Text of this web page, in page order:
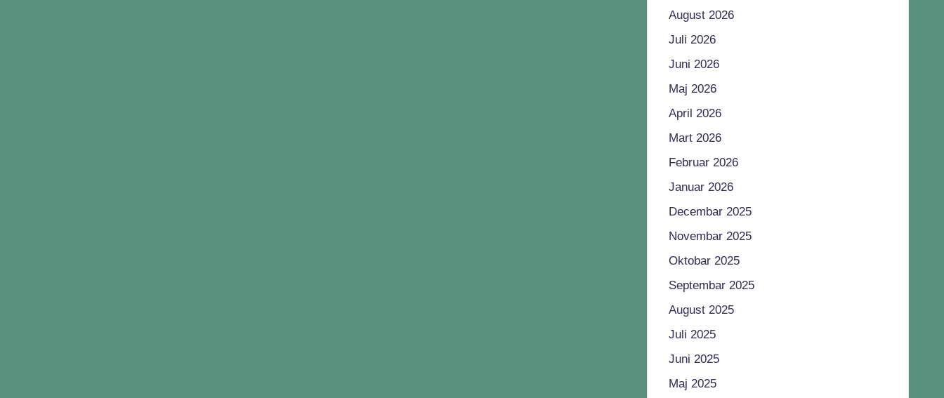
August 2026
Juli 2026
Juni 2026
Maj 2026
April 2026
Mart 2026
Februar 2026
Januar 2026
Decembar 2025
Novembar 2025
Oktobar 2025
Septembar 2025
August 2025
Juli 2025
Juni 2025
Maj 2025